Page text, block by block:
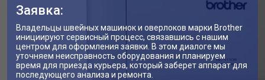
Заявка:
Владельцы швейных машинок и оверлоков марки Brother
инициируют сервисный процесс, связавшись с нашим
центром для оформления заявки. В этом диалоге мы
уточняем неисправность оборудования и планируем
время для приезда курьера, который заберет аппарат для
последующего анализа и ремонта.